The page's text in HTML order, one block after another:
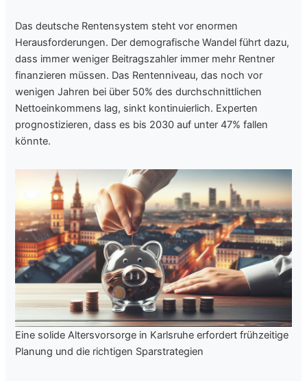
Das deutsche Rentensystem steht vor enormen
Herausforderungen. Der demografische Wandel führt dazu,
dass immer weniger Beitragszahler immer mehr Rentner
finanzieren müssen. Das Rentenniveau, das noch vor
wenigen Jahren bei über 50% des durchschnittlichen
Nettoeinkommens lag, sinkt kontinuierlich. Experten
prognostizieren, dass es bis 2030 auf unter 47% fallen
könnte.
Eine solide Altersvorsorge in Karlsruhe erfordert frühzeitige
Planung und die richtigen Sparstrategien